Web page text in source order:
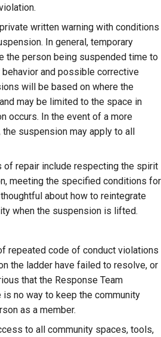
written warning with conditions
In general, temporary
the person being suspended time to
and possible corrective
will be based on where the
may be limited to the space in
occurs. In the event of a more
suspension may apply to all
of repair include respecting the spirit
meeting the specified conditions for
about how to reintegrate
when the suspension is lifted.
repeated code of conduct violations
the ladder have failed to resolve, or
that the Response Team
no way to keep the community
as a member.
to all community spaces, tools,